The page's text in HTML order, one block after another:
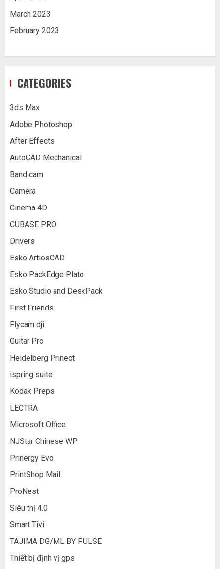
March 2023
February 2023
CATEGORIES
3ds Max
Adobe Photoshop
After Effects
AutoCAD Mechanical
Bandicam
Camera
Cinema 4D
CUBASE PRO
Drivers
Esko ArtiosCAD
Esko PackEdge Plato
Esko Studio and DeskPack
First Friends
Flycam dji
Guitar Pro
Heidelberg Prinect
ispring suite
Kodak Preps
LECTRA
Microsoft Office
NJStar Chinese WP
Prinergy Evo
PrintShop Mail
ProNest
Siêu thị 4.0
Smart Tivi
TAJIMA DG/ML BY PULSE
Thiết bị định vị gps